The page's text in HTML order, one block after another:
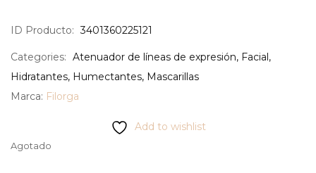
ID Producto: 3401360225121
Categories: Atenuador de líneas de expresión, Facial,
Hidratantes, Humectantes, Mascarillas
Marca: Filorga
Add to wishlist
Agotado